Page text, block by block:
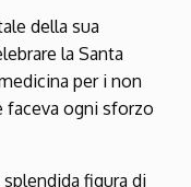
della sua
la Santa
per i non
faceva ogni sforzo
splendida figura di